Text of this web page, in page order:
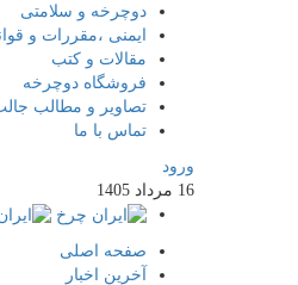
دوچرخه و سلامتی
ایمنی ،مقررات و
مقالات و کتب
فروشگاه دوچرخه
تصاویر و مطالب
تماس با ما
ورود
16 مرداد 1405
صفحه اصلی
آخرین اخبار